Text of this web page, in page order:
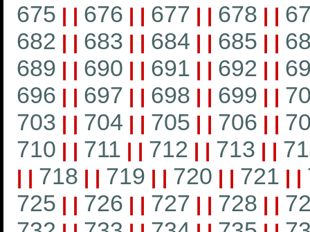
675 | | 676 | | 677 | | 678 | |
682 | | 683 | | 684 | | 685 | |
689 | | 690 | | 691 | | 692 | |
696 | | 697 | | 698 | | 699 | |
703 | | 704 | | 705 | | 706 | |
710 | | 711 | | 712 | | 713 | |
| | 718 | | 719 | | 720 | | 721 | |
725 | | 726 | | 727 | | 728 | |